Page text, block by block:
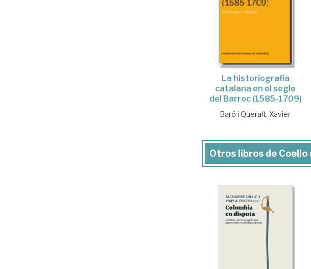
La historiografia
catalana en el segle
del Barroc (1585-1709)
Baró i Queralt, Xavier
Otros libros de Coello